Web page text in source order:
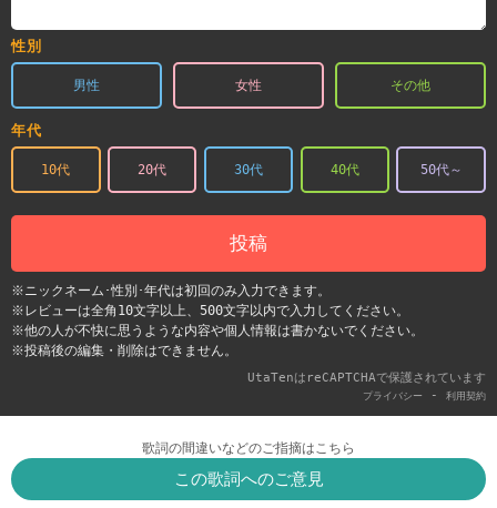
性別
男性 女性 その他
年代
10代 20代 30代 40代 50代～
投稿
※ニックネーム･性別･年代は初回のみ入力できます。
※レビューは全角10文字以上、500文字以内で入力してください。
※他の人が不快に思うような内容や個人情報は書かないでください。
※投稿後の編集・削除はできません。
UtaTenはreCAPTCHAで保護されています
プライバシー - 利用契約
歌詞の間違いなどのご指摘はこちら
この歌詞へのご意見